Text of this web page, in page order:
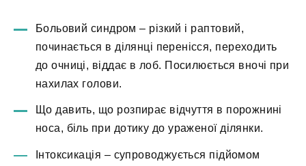
Больовий синдром – різкий і раптовий,
починається в ділянці перенісся, переходить
до очниці, віддає в лоб. Посилюється вночі при
нахилах голови.
Що давить, що розпирає відчуття в порожнині
носа, біль при дотику до ураженої ділянки.
Інтоксикація – супроводжується підйомом